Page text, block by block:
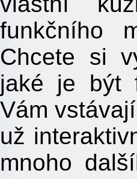
funkčního
Chcete si
jaké je být
Vám
už
mnoho